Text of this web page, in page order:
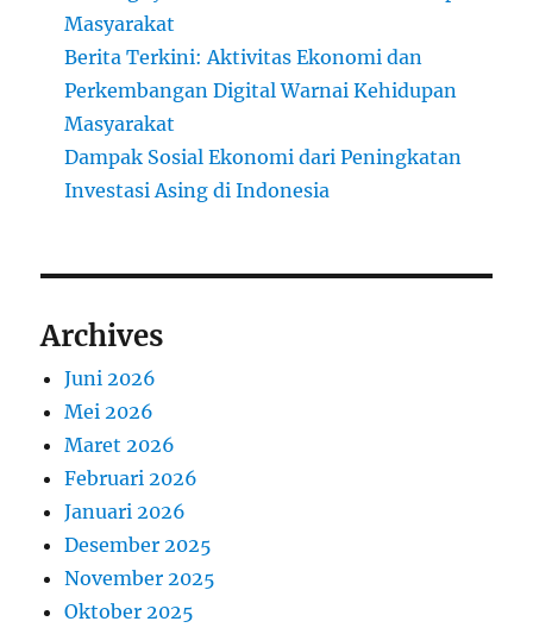
Masyarakat
Berita Terkini: Aktivitas Ekonomi dan
Perkembangan Digital Warnai Kehidupan
Masyarakat
Dampak Sosial Ekonomi dari Peningkatan
Investasi Asing di Indonesia
Archives
Juni 2026
Mei 2026
Maret 2026
Februari 2026
Januari 2026
Desember 2025
November 2025
Oktober 2025